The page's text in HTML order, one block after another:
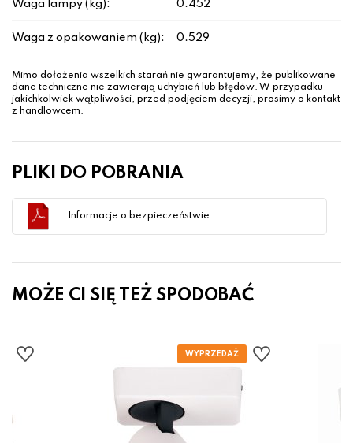
Waga lampy (kg): 0.452
Waga z opakowaniem (kg): 0.529
Mimo dołożenia wszelkich starań nie gwarantujemy, że publikowane
dane techniczne nie zawierają uchybień lub błędów. W przypadku
jakichkolwiek wątpliwości, przed podjęciem decyzji, prosimy o kontakt
z handlowcem.
PLIKI DO POBRANIA
Informacje o bezpieczeństwie
MOŻE CI SIĘ TEŻ SPODOBAĆ